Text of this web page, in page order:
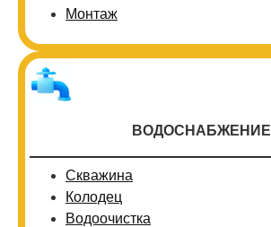
Монтаж
ВОДОСНАБЖЕНИЕ
Скважина
Колодец
Водоочистка